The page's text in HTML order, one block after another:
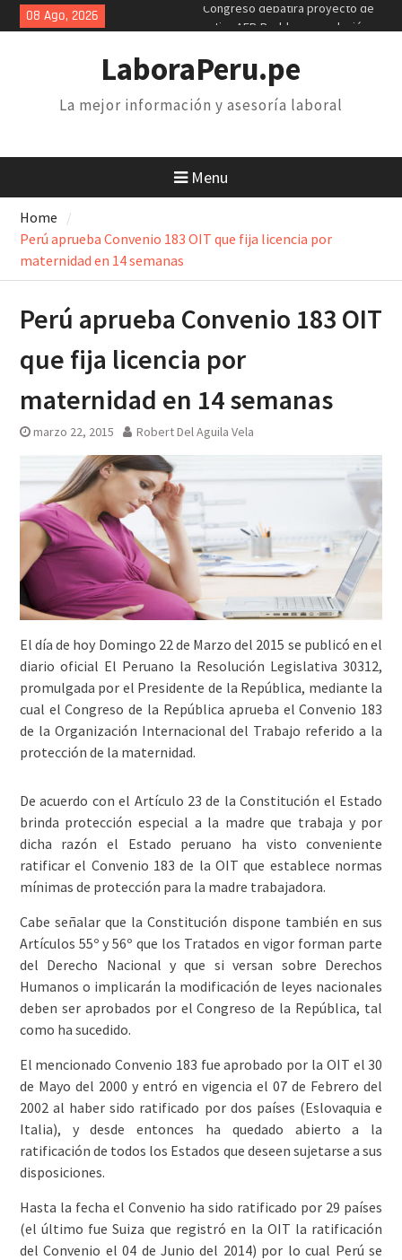
Skip
to
08 Ago, 2026
Poder Judicial: sindicatos de
trabajadores anuncian paro y
Retiro 25% AFP: el descuento
inconstitucional de 2 mil soles y
la necesidad de derogarlo
LaboraPeru.pe
La mejor información y asesoría laboral
Menu
Home
Perú aprueba Convenio 183 OIT que fija licencia por
maternidad en 14 semanas
Perú aprueba Convenio 183 OIT
que fija licencia por
maternidad en 14 semanas
marzo 22, 2015 Robert Del Aguila Vela
El día de hoy Domingo 22 de Marzo del 2015 se publicó en el
diario oficial El Peruano la Resolución Legislativa 30312,
promulgada por el Presidente de la República, mediante la
cual el Congreso de la República aprueba el Convenio 183
de la Organización Internacional del Trabajo referido a la
protección de la maternidad.
De acuerdo con el Artículo 23 de la Constitución el Estado
brinda protección especial a la madre que trabaja y por
dicha razón el Estado peruano ha visto conveniente
ratificar el Convenio 183 de la OIT que establece normas
mínimas de protección para la madre trabajadora.
Cabe señalar que la Constitución dispone también en sus
Artículos 55º y 56º que los Tratados en vigor forman parte
del Derecho Nacional y que si versan sobre Derechos
Humanos o implicarán la modificación de leyes nacionales
deben ser aprobados por el Congreso de la República, tal
como ha sucedido.
El mencionado Convenio 183 fue aprobado por la OIT el 30
de Mayo del 2000 y entró en vigencia el 07 de Febrero del
2002 al haber sido ratificado por dos países (Eslovaquia e
Italia), y desde entonces ha quedado abierto a la
ratificación de todos los Estados que deseen sujetarse a sus
disposiciones.
Hasta la fecha el Convenio ha sido ratificado por 29 países
(el último fue Suiza que registró en la OIT la ratificación
del Convenio el 04 de Junio del 2014) por lo cual Perú se